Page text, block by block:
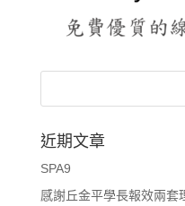
近期文章
SPA9
感謝丘金平學長報效兩套